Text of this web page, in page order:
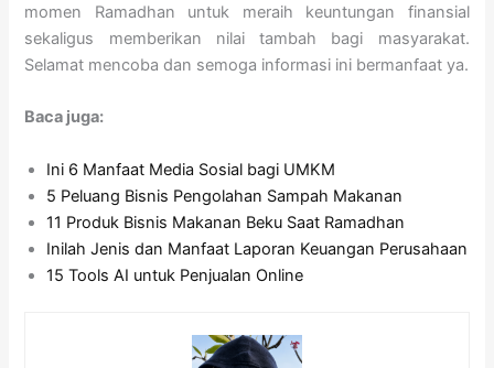
momen Ramadhan untuk meraih keuntungan finansial
sekaligus memberikan nilai tambah bagi masyarakat.
Selamat mencoba dan semoga informasi ini bermanfaat ya.
Baca juga:
Ini 6 Manfaat Media Sosial bagi UMKM
5 Peluang Bisnis Pengolahan Sampah Makanan
11 Produk Bisnis Makanan Beku Saat Ramadhan
Inilah Jenis dan Manfaat Laporan Keuangan Perusahaan
15 Tools AI untuk Penjualan Online